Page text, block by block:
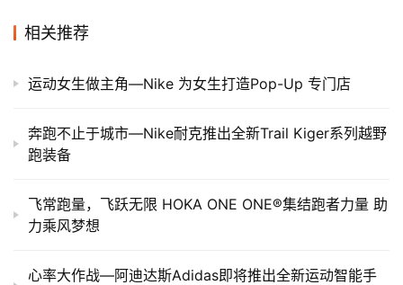
相关推荐
运动女生做主角—Nike 为女生打造Pop-Up 专门店
奔跑不止于城市—Nike耐克推出全新Trail Kiger系列越野
跑装备
飞常跑量，飞跃无限 HOKA ONE ONE®集结跑者力量 助
力乘风梦想
心率大作战—阿迪达斯Adidas即将推出全新运动智能手